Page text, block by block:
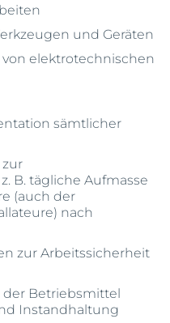
und Geräten
elektrotechnischen
sämtlicher
B. tägliche Aufmasse
(auch der
nach
zur Arbeitssicherheit
der Betriebsmittel
Instandhaltung